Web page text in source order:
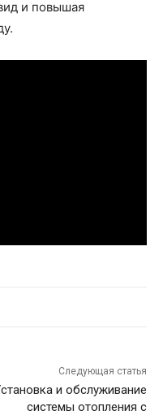
и повышая
Следующая статья
и обслуживание
системы отопления с